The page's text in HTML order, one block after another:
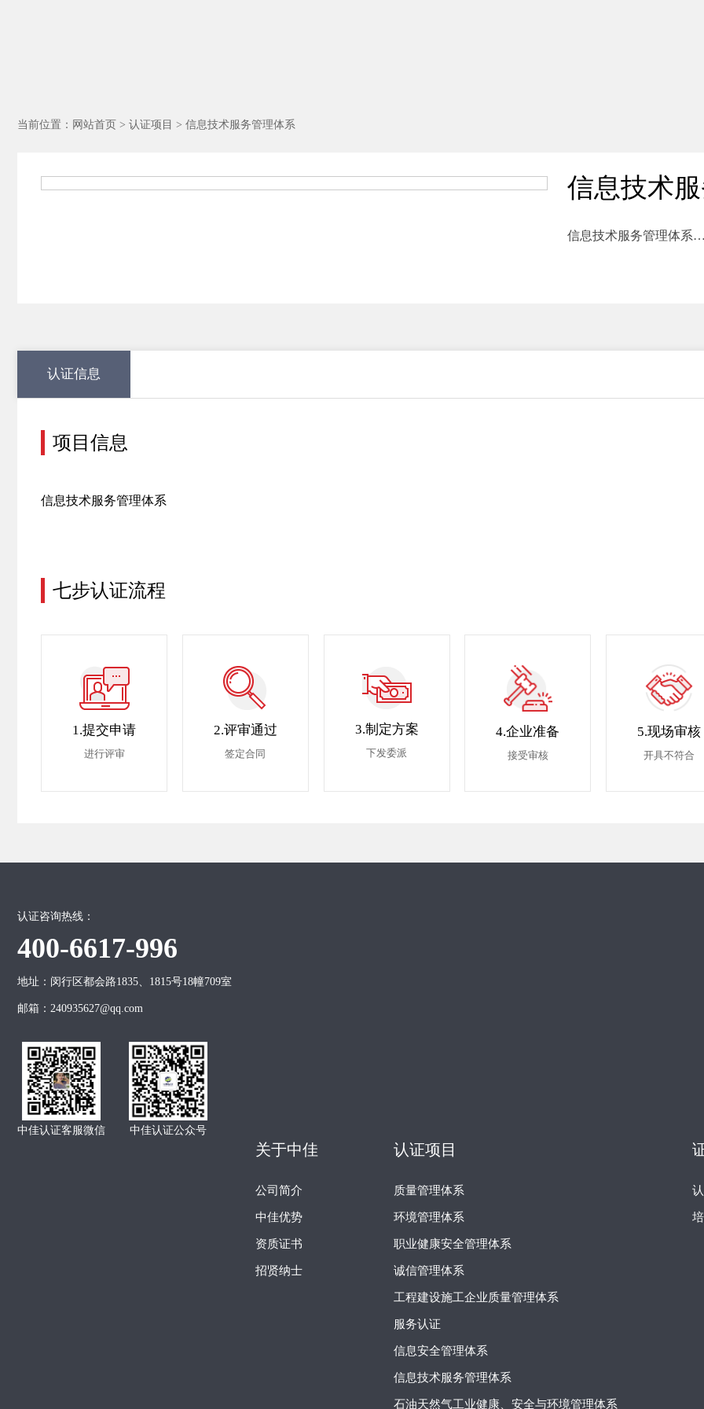
当前位置： 网站首页 > 认证项目 > 信息技术服务管理体系
信息技术
信息技术服务管理体
认证信息
项目信息
信息技术服务管理体系
七步认证流程
1.提交申请
进行评审
2.评审通过
签定合同
3.制定方案
下发委派
4.企业准备
接受审核
5.现场审核
开具不符合
认证咨询热线：
400-6617-996
地址：闵行区都会路1835、1815号18幢709室
邮箱：240935627@qq.com
中佳认证客服微信 中佳认证公众号
关于中佳
公司简介
中佳优势
资质证书
招贤纳士
认证项目
质量管理体系
环境管理体系
职业健康安全管理体系
诚信管理体系
工程建设施工企业质量管理体系
服务认证
信息安全管理体系
信息技术服务管理体系
石油天然气工业健康、安全与环境管理体系